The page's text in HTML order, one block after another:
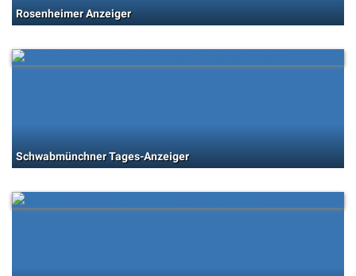
Rosenheimer Anzeiger
Schwabmünchner Tages-Anzeiger